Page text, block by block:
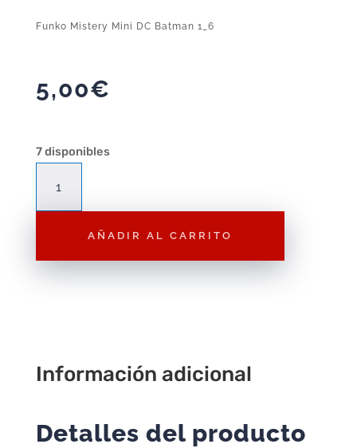
Funko Mistery Mini DC Batman 1_6
5,00€
7 disponibles
Mistery
Mini
AÑADIR AL CARRITO
Información adicional
Detalles del producto